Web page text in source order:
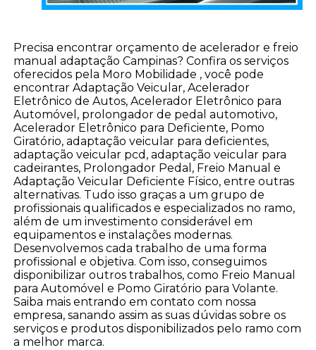
Precisa encontrar orçamento de acelerador e freio
manual adaptação Campinas? Confira os serviços
oferecidos pela Moro Mobilidade , você pode
encontrar Adaptação Veicular, Acelerador
Eletrônico de Autos, Acelerador Eletrônico para
Automóvel, prolongador de pedal automotivo,
Acelerador Eletrônico para Deficiente, Pomo
Giratório, adaptação veicular para deficientes,
adaptação veicular pcd, adaptação veicular para
cadeirantes, Prolongador Pedal, Freio Manual e
Adaptação Veicular Deficiente Físico, entre outras
alternativas. Tudo isso graças a um grupo de
profissionais qualificados e especializados no ramo,
além de um investimento considerável em
equipamentos e instalações modernas.
Desenvolvemos cada trabalho de uma forma
profissional e objetiva. Com isso, conseguimos
disponibilizar outros trabalhos, como Freio Manual
para Automóvel e Pomo Giratório para Volante.
Saiba mais entrando em contato com nossa
empresa, sanando assim as suas dúvidas sobre os
serviços e produtos disponibilizados pelo ramo com
a melhor marca.